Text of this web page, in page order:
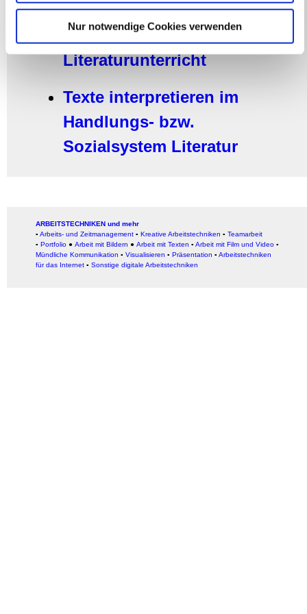
Partner führen diese Informationen möglicherweise mit
weiteren Daten zusammen, die Sie ihnen bereitgestellt
haben oder die sie im Rahmen Ihrer Nutzung der Dienste
gesammelt haben.
Nur notwendige Cookies verwenden
thematisieren
Das "Klassikerproblem" im
Literaturunterricht
Texte interpretieren im
Handlungs- bzw.
Sozialsystem Literatur
ARBEITSTECHNIKEN und mehr
▪ Arbeits- und Zeitmanagement ▪ Kreative Arbeitstechniken ▪ Teamarbeit
▪ Portfolio ● Arbeit mit Bildern ● Arbeit mit Texten ▪ Arbeit mit Film und Video ▪
Mündliche Kommunikation ▪ Visualisieren ▪ Präsentation ▪ Arbeitstechniken
für das Internet ▪ Sonstige digitale Arbeitstechniken